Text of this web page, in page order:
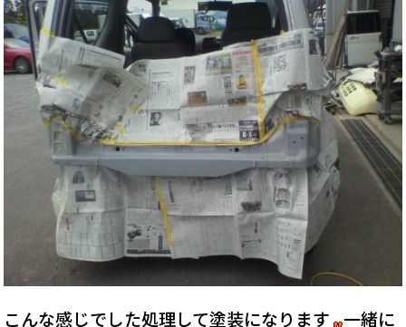
こんな感じでした処理して塗装になります
一緒に